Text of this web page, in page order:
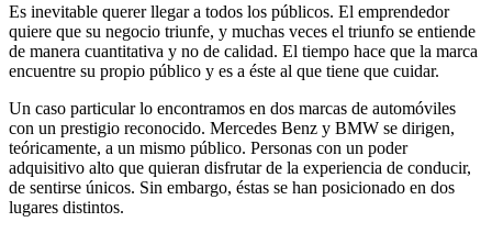
Es inevitable querer llegar a todos los públicos. El emprendedor
quiere que su negocio triunfe, y muchas veces el triunfo se entiende
de manera cuantitativa y no de calidad. El tiempo hace que la marca
encuentre su propio público y es a éste al que tiene que cuidar.
Un caso particular lo encontramos en dos marcas de automóviles
con un prestigio reconocido. Mercedes Benz y BMW se dirigen,
teóricamente, a un mismo público. Personas con un poder
adquisitivo alto que quieran disfrutar de la experiencia de conducir,
de sentirse únicos. Sin embargo, éstas se han posicionado en dos
lugares distintos.